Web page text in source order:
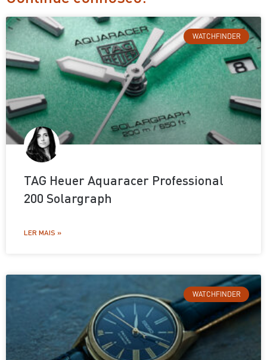
WATCHFINDER
TAG Heuer Aquaracer Professional
200 Solargraph
LER MAIS »
WATCHFINDER